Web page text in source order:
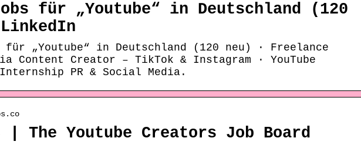
für „Youtube“ in Deutschland (120
für „Youtube“ in Deutschland (120 neu) · Freelance
Content Creator – TikTok & Instagram · YouTube
PR & Social Media.
| The Youtube Creators Job Board